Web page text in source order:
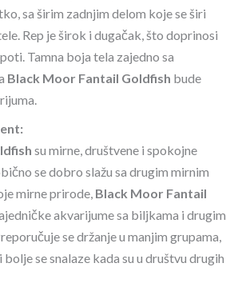
sa širim zadnjim delom koje se širi
Rep je širok i dugačak, što doprinosi
Tamna boja tela zajedno sa
Black Moor Fantail Goldfish bude
su mirne, društvene i spokojne
se dobro slažu sa drugim mirnim
mirne prirode, Black Moor Fantail
akvarijume sa biljkama i drugim
se držanje u manjim grupama,
se snalaze kada su u društvu drugih